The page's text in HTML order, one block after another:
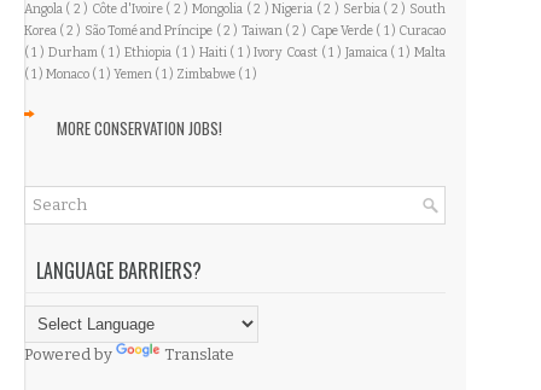
Angola ( 2 ) Côte d'Ivoire ( 2 ) Mongolia ( 2 )Nigeria ( 2 ) Serbia ( 2 ) South
Korea ( 2 ) São Tomé and Príncipe ( 2 ) Taiwan ( 2 ) Cape Verde ( 1 ) Curacao
( 1 ) Durham ( 1 )Ethiopia ( 1 ) Haiti ( 1 )Ivory Coast ( 1 ) Jamaica ( 1 )Malta
( 1 ) Monaco ( 1 ) Yemen ( 1 ) Zimbabwe ( 1 )
MORE CONSERVATION JOBS!
LANGUAGE BARRIERS?
Powered by Translate